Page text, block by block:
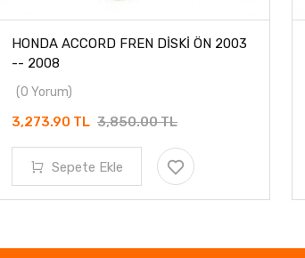
HONDA ACCORD FREN DİSKİ ÖN 2003
-- 2008
(0 Yorum)
3,273.90 TL 3,850.00 TL
Sepete Ekle